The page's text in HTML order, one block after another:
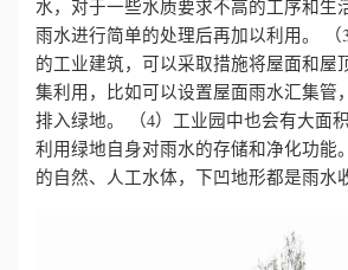
水，对于一些水质要求不高的工序和生
雨水进行简单的处理后再加以利用。
的工业建筑，可以采取措施将屋面和屋
集利用，比如可以设置屋面雨水汇集管
排入绿地。
（4）工业园中也会有大面
利用绿地自身对雨水的存储和净化功能
的自然、人工水体，下凹地形都是雨水